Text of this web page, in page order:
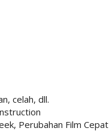
celah, dll.
Perubahan Film Cepat